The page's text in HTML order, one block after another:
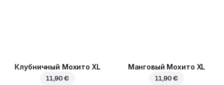
Клубничный Мохито XL
11,90 €
Манговый Мохито XL
11,90 €